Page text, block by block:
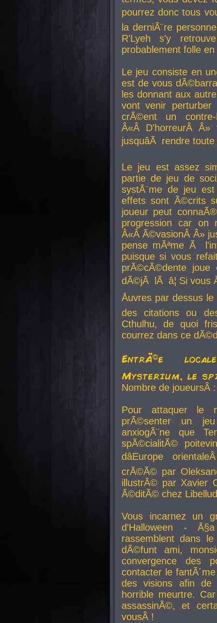
pourrez donc tous
la derniÃ¨re
R'Lyeh s'y
probablement folle
Le jeu consiste en
est de vous
les donnant aux
vont venir perturber
crÃ©ent un
Â«Â D'horreurÂ
jusquâÃ rendre
Le jeu est assez
partie de jeu de
systÃ¨me de jeu
effets sont Ã©crits
joueur peut
progression car
Â«Â Ã©vasionÂ Â»
pense mÃªme Ã
puisque si vous
prÃ©cÃ©dente
dÃ©jÃ lÃ â¦ Si vous
Åuvres par dessus
des citations ou
Cthulhu, de quoi
courrez dans ce
EntrÃ©e
Mysterium, le
Nombre de
Pour attaquer le
prÃ©senter un
anxiogÃ¨ne que
spÃ©cialitÃ©
dâEurope
crÃ©Ã© par
illustrÃ© par Xavier
Ã©ditÃ© chez
Vous incarnez un
d'Halloween -
rassemblent dans
dÃ©funt ami,
convergence des
contacter le
des visions afin
horrible meurtre.
assassinÃ©, et
vousÂ !